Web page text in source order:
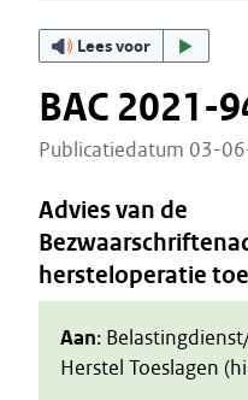
Lees voor
BAC 2021-
Publicatiedatum 03-
Advies van de
hersteloperatie
Aan:
Herstel Toeslagen